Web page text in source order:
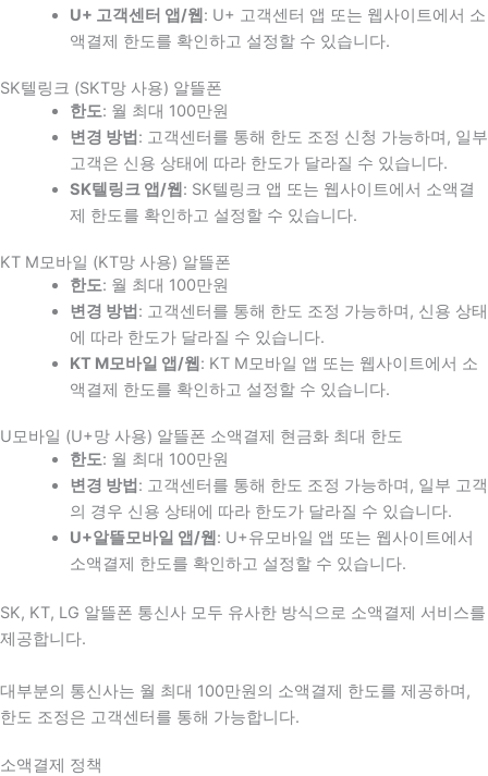
U+ 고객센터 앱/웹 : U+ 고객센터 앱 또는 웹사이트에서 소
액결제 한도를 확인하고 설정할 수 있습니다.
SK텔링크 (SKT망 사용) 알뜰폰
한도: 월 최대 100만원
변경 방법 : 고객센터를 통해 한도 조정 신청 가능하며, 일부
고객은 신용 상태에 따라 한도가 달라질 수 있습니다.
SK텔링크 앱/웹 : SK텔링크 앱 또는 웹사이트에서 소액결
제 한도를 확인하고 설정할 수 있습니다.
KT M모바일 (KT망 사용) 알뜰폰
한도: 월 최대 100만원
변경 방법 : 고객센터를 통해 한도 조정 가능하며, 신용 상태
에 따라 한도가 달라질 수 있습니다.
KT M모바일 앱/웹 : KT M모바일 앱 또는 웹사이트에서 소
액결제 한도를 확인하고 설정할 수 있습니다.
U모바일 (U+망 사용) 알뜰폰 소액결제 현금화 최대 한도
한도: 월 최대 100만원
변경 방법 : 고객센터를 통해 한도 조정 가능하며, 일부 고객
의 경우 신용 상태에 따라 한도가 달라질 수 있습니다.
U+알뜰모바일 앱/웹 : U+유모바일 앱 또는 웹사이트에서
소액결제 한도를 확인하고 설정할 수 있습니다.
SK, KT, LG 알뜰폰 통신사 모두 유사한 방식으로 소액결제 서비스를
제공합니다.
대부분의 통신사는 월 최대 100만원의 소액결제 한도를 제공하며,
한도 조정은 고객센터를 통해 가능합니다.
소액결제 정책